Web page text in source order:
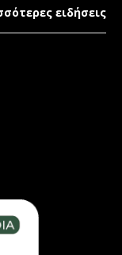
ειδήσεις